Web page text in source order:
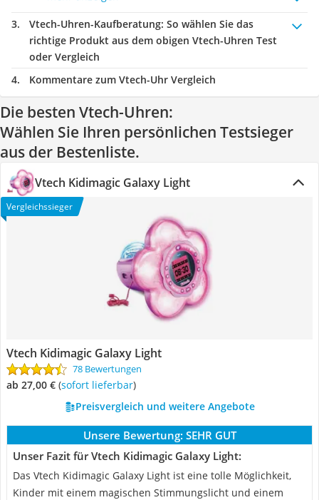
Vtech-Uhren-Kaufberatung: So wählen Sie das
richtige Produkt aus dem obigen Vtech-Uhren Test
oder Vergleich
Kommentare zum Vtech-Uhr Vergleich
Die besten Vtech-Uhren:
Wählen Sie Ihren persönlichen Testsieger
aus der Bestenliste.
Vtech Kidimagic Galaxy Light
Vergleichssieger
Vtech Kidimagic Galaxy Light
78 Bewertungen
ab 27,00 € ( Sofort lieferbar)
Preisvergleich und weitere Angebote
Unsere Bewertung: SEHR GUT
Unser Fazit für Vtech Kidimagic Galaxy Light:
Das Vtech Kidimagic Galaxy Light ist eine tolle Möglichkeit,
Kinder mit einem magischen Stimmungslicht und einem